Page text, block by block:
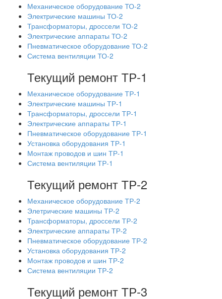
Механическое оборудование ТО-2
Электрические машины ТО-2
Трансформаторы, дроссели ТО-2
Электрические аппараты ТО-2
Пневматическое оборудование ТО-2
Система вентиляции ТО-2
Текущий ремонт ТР-1
Механическое оборудование ТР-1
Электрические машины ТР-1
Трансформаторы, дроссели ТР-1
Электрические аппараты ТР-1
Пневматическое оборудование ТР-1
Установка оборудования ТР-1
Монтаж проводов и шин ТР-1
Система вентиляции ТР-1
Текущий ремонт ТР-2
Механическое оборудование ТР-2
Элетрические машины ТР-2
Трансформаторы, дроссели ТР-2
Электрические аппараты ТР-2
Пневматическое оборудование ТР-2
Установка оборудования ТР-2
Монтаж проводов и шин ТР-2
Система вентиляции ТР-2
Текущий ремонт ТР-3